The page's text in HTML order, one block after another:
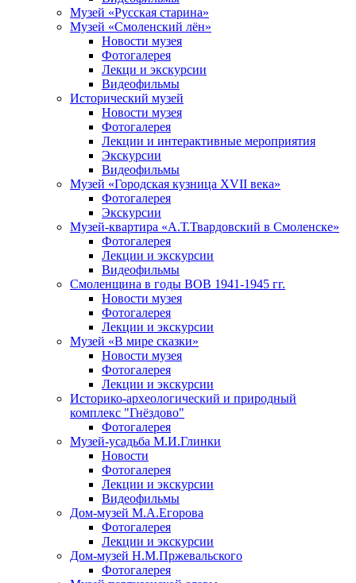
Музей «Русская старина»
Музей «Смоленский лён»
Новости музея
Фотогалерея
Лекци и экскурсии
Видеофильмы
Исторический музей
Новости музея
Фотогалерея
Лекции и интерактивные мероприятия
Экскурсии
Видеофильмы
Музей «Городская кузница XVII века»
Фотогалерея
Экскурсии
Музей-квартира «А.Т.Твардовский в Смоленске»
Фотогалерея
Лекции и экскурсии
Видеофильмы
Смоленщина в годы ВОВ 1941-1945 гг.
Новости музея
Фотогалерея
Лекции и экскурсии
Музей «В мире сказки»
Новости музея
Фотогалерея
Лекции и экскурсии
Историко-археологический и природный
комплекс "Гнёздово"
Фотогалерея
Музей-усадьба М.И.Глинки
Новости
Фотогалерея
Лекции и экскурсии
Видеофильмы
Дом-музей М.А.Егорова
Фотогалерея
Лекции и экскурсии
Дом-музей Н.М.Пржевальского
Фотогалерея